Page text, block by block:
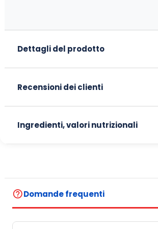
Dettagli del prodotto
Recensioni dei clienti
Ingredienti, valori nutrizionali
help_outlineDomande frequenti